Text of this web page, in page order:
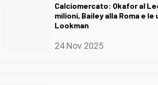
Calciomercato: Okafor al
milioni, Bailey alla Roma e le
Lookman
24 Nov 2025